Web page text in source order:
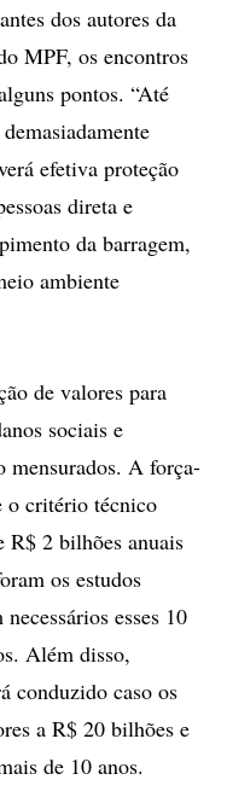
dos autores da
MPF, os encontros
pontos. “Até
efetiva proteção
direta e
da barragem,
ambiente
de valores para
sociais e
mensurados. A força-
o critério técnico
R$ 2 bilhões anuais
os estudos
esses 10
Além disso,
conduzido caso os
a R$ 20 bilhões e
de 10 anos.